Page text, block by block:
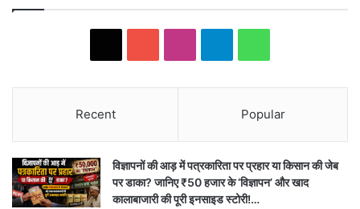
Recent Popular
विज्ञापनों की आड़ में पत्रकारिता पर प्रहार या किसान की जेब
पर डाका? जानिए ₹50 हजार के ‘विज्ञापन’ और खाद
कालाबाजारी की पूरी इनसाइड स्टोरी!…